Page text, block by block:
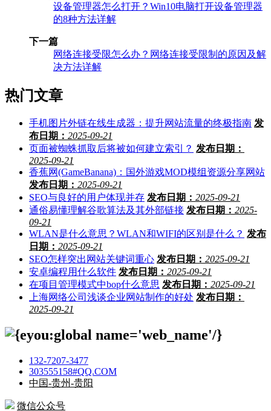
设备管理器怎么打开？Win10电脑打开设备管理器
的8种方法详解
下一篇
网络连接受限怎么办？网络连接受限制的原因及解
决方法详解
热门文章
手机图片外链在线生成器：提升网站流量的终极指南 发
布日期： 2025-09-21
页面被蜘蛛抓取后将被如何建立索引？ 发布日期：
2025-09-21
香蕉网(GameBanana)：国外游戏MOD模组资源分享网站
发布日期： 2025-09-21
SEO与良好的用户体现并存 发布日期： 2025-09-21
通俗易懂理解谷歌算法及其外部链接 发布日期： 2025-
09-21
WLAN是什么意思？WLAN和WIFI的区别是什么？ 发布
日期： 2025-09-21
SEO怎样突出网站关键词重心 发布日期： 2025-09-21
安卓编程用什么软件 发布日期： 2025-09-21
在项目管理模式中bop什么意思 发布日期： 2025-09-21
上海网络公司浅谈企业网站制作的好处 发布日期：
2025-09-21
132-7207-3477
303555158#QQ.COM
中国-贵州-贵阳
微信公众号